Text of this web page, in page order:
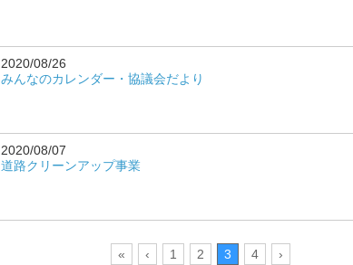
2020/08/26
みんなのカレンダー・協議会だより
2020/08/07
道路クリーンアップ事業
« ‹ 1 2 3 4 ›